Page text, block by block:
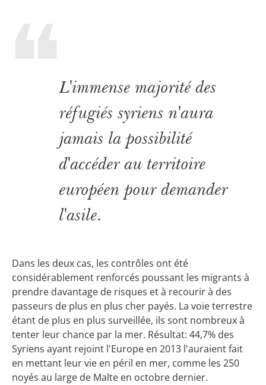
L'immense majorité des
réfugiés syriens n'aura
jamais la possibilité
d'accéder au territoire
européen pour demander
l'asile.
Dans les deux cas, les contrôles ont été
considérablement renforcés poussant les migrants à
prendre davantage de risques et à recourir à des
passeurs de plus en plus cher payés. La voie terrestre
étant de plus en plus surveillée, ils sont nombreux à
tenter leur chance par la mer. Résultat: 44,7% des
Syriens ayant rejoint l'Europe en 2013 l'auraient fait
en mettant leur vie en péril en mer, comme les 250
noyés au large de Malte en octobre dernier.